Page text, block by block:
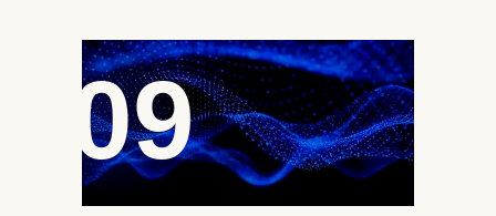
09